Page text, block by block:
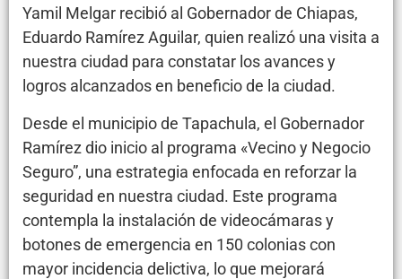
Yamil Melgar recibió al Gobernador de Chiapas,
Eduardo Ramírez Aguilar, quien realizó una visita a
nuestra ciudad para constatar los avances y
logros alcanzados en beneficio de la ciudad.
Desde el municipio de Tapachula, el Gobernador
Ramírez dio inicio al programa «Vecino y Negocio
Seguro”, una estrategia enfocada en reforzar la
seguridad en nuestra ciudad. Este programa
contempla la instalación de videocámaras y
botones de emergencia en 150 colonias con
mayor incidencia delictiva, lo que mejorará